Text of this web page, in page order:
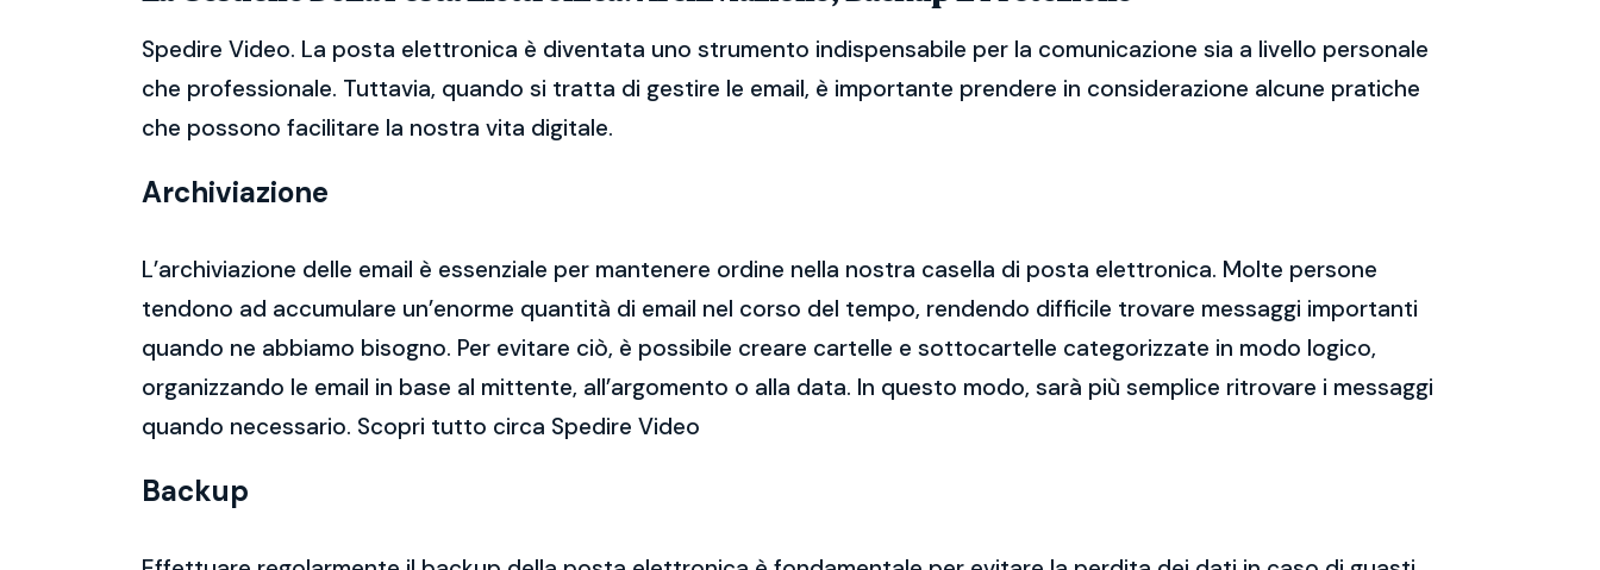
Spedire Video. La posta elettronica è diventata uno strumento indispensabile per la comunicazione sia a livello personale
che professionale. Tuttavia, quando si tratta di gestire le email, è importante prendere in considerazione alcune pratiche
che possono facilitare la nostra vita digitale.
Archiviazione
L’archiviazione delle email è essenziale per mantenere ordine nella nostra casella di posta elettronica. Molte persone
tendono ad accumulare un’enorme quantità di email nel corso del tempo, rendendo difficile trovare messaggi importanti
quando ne abbiamo bisogno. Per evitare ciò, è possibile creare cartelle e sottocartelle categorizzate in modo logico,
organizzando le email in base al mittente, all’argomento o alla data. In questo modo, sarà più semplice ritrovare i messaggi
quando necessario. Scopri tutto circa Spedire Video
Backup